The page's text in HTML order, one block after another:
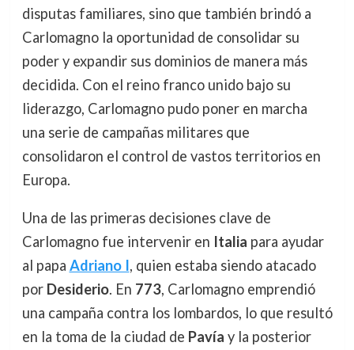
disputas familiares, sino que también brindó a
Carlomagno la oportunidad de consolidar su
poder y expandir sus dominios de manera más
decidida. Con el reino franco unido bajo su
liderazgo, Carlomagno pudo poner en marcha
una serie de campañas militares que
consolidaron el control de vastos territorios en
Europa.
Una de las primeras decisiones clave de
Carlomagno fue intervenir en Italia para ayudar
al papa Adriano I, quien estaba siendo atacado
por Desiderio. En 773, Carlomagno emprendió
una campaña contra los lombardos, lo que resultó
en la toma de la ciudad de Pavía y la posterior